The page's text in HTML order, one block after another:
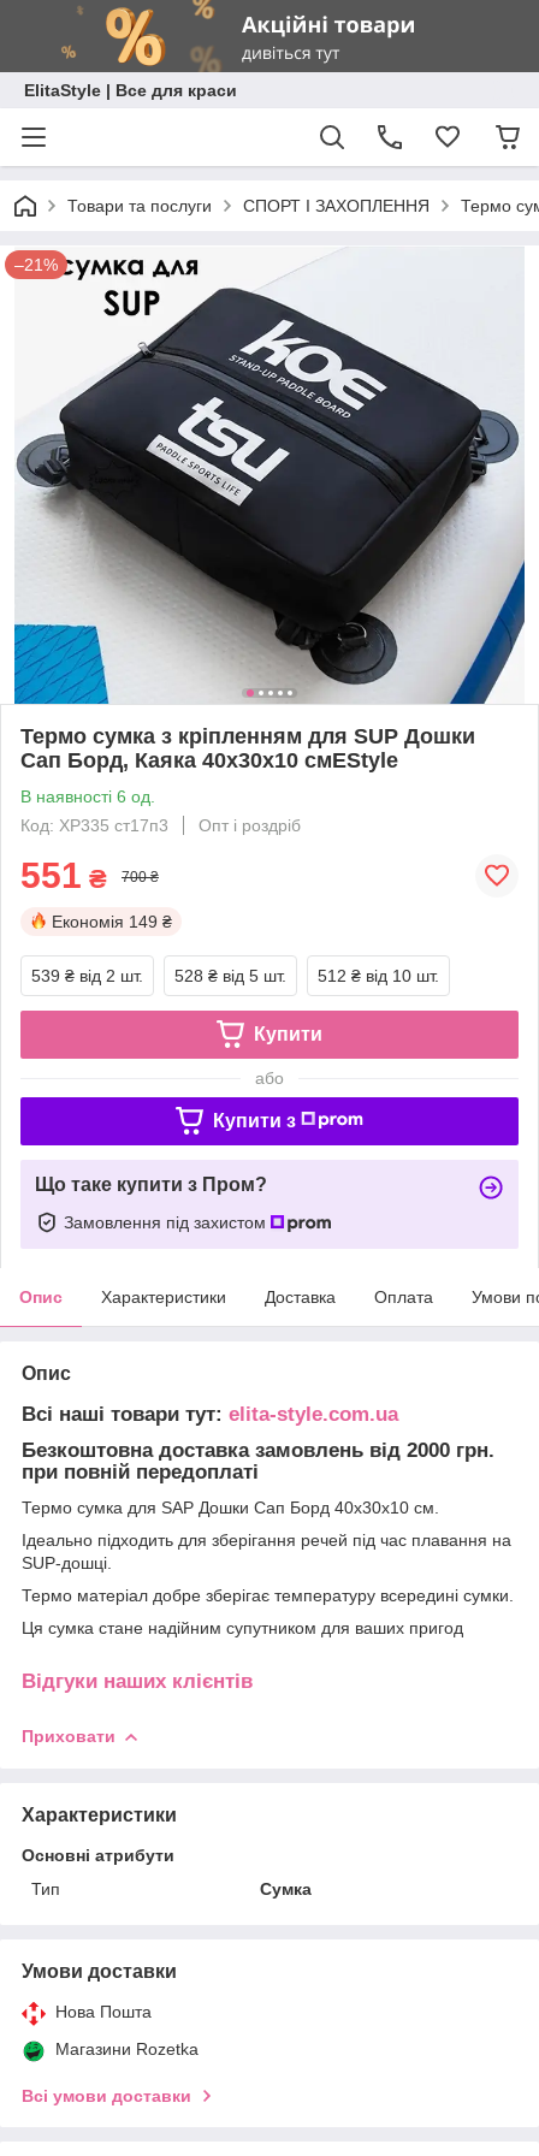
ElitaStyle | Все для краси
Товари та послуги СПОРТ І ЗАХОПЛЕННЯ Термо
–21%
Термо сумка з кріпленням для SUP Дошки
Сап Борд, Каяка 40х30х10 смEStyle
В наявності 6 од.
Код: XP335 ст17п3
Опт і роздріб
551 ₴ 700 ₴
Економія 149 ₴
539 ₴ від 2 шт. 528 ₴ від 5 шт. 512 ₴ від 10 шт.
Купити
або
Купити з
Що таке купити з Пром?
Замовлення під захистом
Опис Характеристики Доставка Оплата Умови
Опис
Всі наші товари тут: elita-style.com.ua
Безкоштовна доставка замовлень від 2000 грн.
при повній передоплаті
Термо сумка для SAP Дошки Сап Борд 40х30х10 см.
Ідеально підходить для зберігання речей під час плавання на
SUP-дошці.
Термо матеріал добре зберігає температуру всередині сумки.
Ця сумка стане надійним супутником для ваших пригод
Відгуки наших клієнтів
Приховати
Характеристики
Основні атрибути
Тип
Сумка
Умови доставки
Нова Пошта
Магазини Rozetka
Всі умови доставки